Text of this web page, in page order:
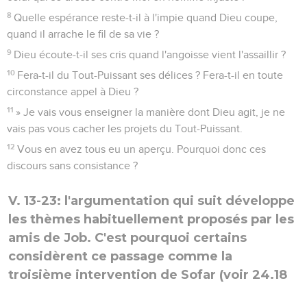
8 Quelle espérance reste-t-il à l'impie quand Dieu coupe,
quand il arrache le fil de sa vie ?
9 Dieu écoute-t-il ses cris quand l'angoisse vient l'assaillir ?
10 Fera-t-il du Tout-Puissant ses délices ? Fera-t-il en toute
circonstance appel à Dieu ?
11 » Je vais vous enseigner la manière dont Dieu agit, je ne
vais pas vous cacher les projets du Tout-Puissant.
12 Vous en avez tous eu un aperçu. Pourquoi donc ces
discours sans consistance ?
V. 13-23: l'argumentation qui suit développe
les thèmes habituellement proposés par les
amis de Job. C'est pourquoi certains
considèrent ce passage comme la
troisième intervention de Sofar (voir 24.18